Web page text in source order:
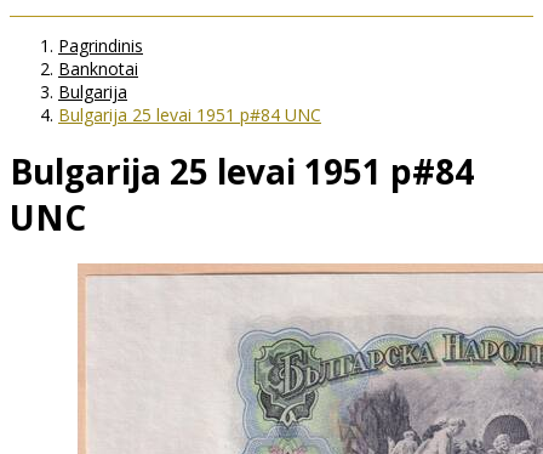
Pagrindinis
Banknotai
Bulgarija
Bulgarija 25 levai 1951 p#84 UNC
Bulgarija 25 levai 1951 p#84
UNC